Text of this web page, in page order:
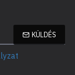
KÜLDÉS